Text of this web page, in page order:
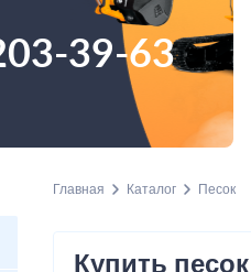
39-63
Главная Каталог Песок
Купить